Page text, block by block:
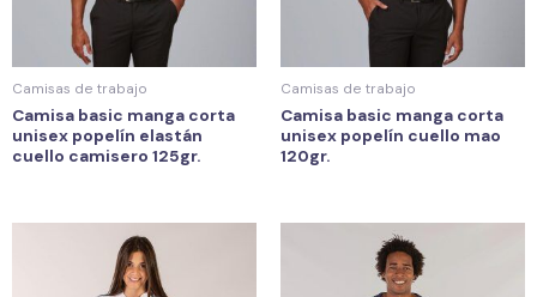
Camisas de trabajo
Camisa basic manga corta
unisex popelín elastán
cuello camisero 125gr.
Camisas de trabajo
Camisa basic manga corta
unisex popelín cuello mao
120gr.